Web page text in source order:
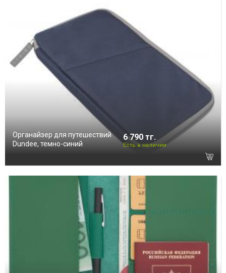
Органайзер для путешествий
Dundee, темно-синий
6 790 тг.
Есть в наличии